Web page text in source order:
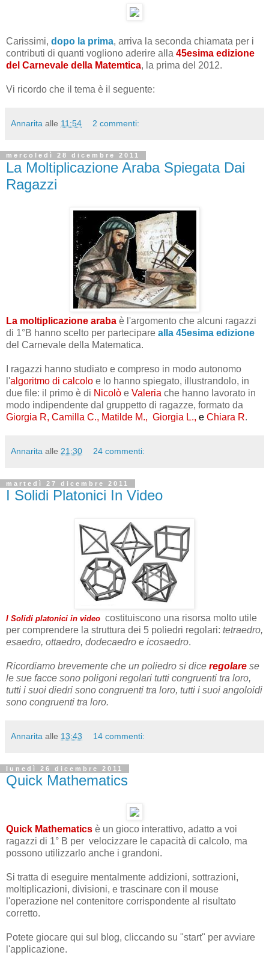
Carissimi, dopo la prima, arriva la seconda chiamata per i
contributi di quanti vogliono aderire alla 45esima edizione
del Carnevale della Matemtica, la prima del 2012.
Vi ricordo che il tema è il seguente:
Annarita alle 11:54 2 commenti:
mercoledì 28 dicembre 2011
La Moltiplicazione Araba Spiegata Dai
Ragazzi
La moltiplicazione araba è l'argomento che alcuni ragazzi
di 1°B hanno scelto per partecipare alla 45esima edizione
del Carnevale della Matematica.
I ragazzi hanno studiato e compreso in modo autonomo
l'algoritmo di calcolo e lo hanno spiegato, illustrandolo, in
due file: il primo è di Nicolò e Valeria che hanno lavorato in
modo indipendente dal gruppetto di ragazze, formato da
Giorgia R, Camilla C., Matilde M., Giorgia L., e Chiara R.
Annarita alle 21:30 24 commenti:
martedì 27 dicembre 2011
I Solidi Platonici In Video
I Solidi platonici in video costituiscono una risorsa molto utile
per comprendere la struttura dei 5 poliedri regolari: tetraedro,
esaedro, ottaedro, dodecaedro e icosaedro.
Ricordiamo brevemente che un poliedro si dice regolare se
le sue facce sono poligoni regolari tutti congruenti tra loro,
tutti i suoi diedri sono congruenti tra loro, tutti i suoi angoloidi
sono congruenti tra loro.
Annarita alle 13:43 14 commenti:
lunedì 26 dicembre 2011
Quick Mathematics
Quick Mathematics è un gioco interattivo, adatto a voi
ragazzi di 1° B per velocizzare le capacità di calcolo, ma
possono utilizzarlo anche i grandoni.
Si tratta di eseguire mentalmente addizioni, sottrazioni,
moltiplicazioni, divisioni, e trascinare con il mouse
l'operazione nel contenitore corrispondente al risultato
corretto.
Potete giocare qui sul blog, cliccando su "start" per avviare
l'applicazione.